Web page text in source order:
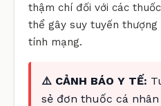
thậm chí đối với các
thể gây suy tuyến
tính mạng.
⚠️ CẢNH BÁO Y TẾ:
sẻ đơn thuốc cá